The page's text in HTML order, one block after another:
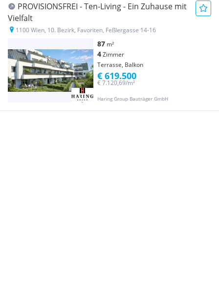
PROVISIONSFREI - Ten-Living - Ein Zuhause mit
Vielfalt
1100 Wien, 10. Bezirk, Favoriten, Feßlergasse 14-16
87 m²
4Zimmer
Terrasse, Balkon
Haring Group Bauträger GmbH
€ 7.120,69/m²
€ 619.500